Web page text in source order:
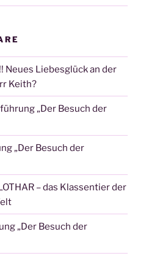
Neues Liebesglück an der
Keith?
„Der Besuch der
„Der Besuch der
– das Klassentier der
„Der Besuch der